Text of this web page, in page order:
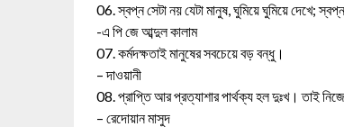
06. স্বপ্ন সেটা নয় যেটা মানুষ, ঘুমিয়ে ঘুমিয়ে দেখে;
-এ পি জে আব্দুল কালাম
07. কর্মদক্ষতাই মানুষের সবচেয়ে বড় বন্ধু।
– দাওয়ানী
08. প্রাপ্তি আর প্রত্যাশার পার্থক্য হল দুঃখ। তাই
– রেদোয়ান মাসুদ